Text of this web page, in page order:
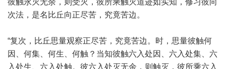
彼触永灭无余，则受灭，彼所乘触灭道迹如实知，修习彼向
次法，是名比丘向正尽苦，究竟苦边。
“复次，比丘思量观察正尽苦，究竟苦边。时，思量彼触何
因、何集、何生、何触？当知彼触六入处因、六入处集、六
入处生、六入处触。彼六入处灭无余，则触灭，彼所乘六入